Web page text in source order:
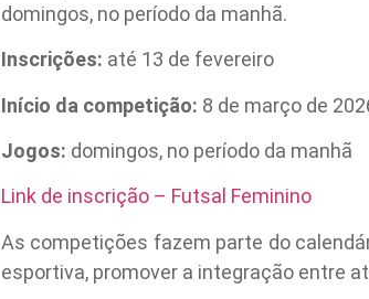
domingos, no período da manhã.
Inscrições: até 13 de fevereiro
Início da competição: 8 de março de
Jogos: domingos, no período da manhã
Link de inscrição – Futsal Feminino
As competições fazem parte do
esportiva, promover a integração entre